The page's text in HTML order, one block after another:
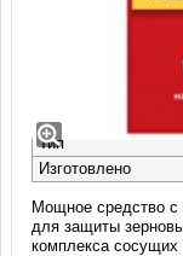
Препарат
Тип
Изготовлено
Мощное средство
для защиты
комплекса сосущих